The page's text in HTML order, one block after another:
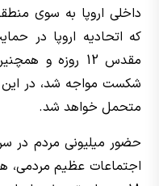
داخلی اروپا به سوی
که اتحادیه اروپا در
مقدس 12 روزه
شکست مواجه شد، در
متحمل خواهد شد.
اجتماعات عظیم مردمی،